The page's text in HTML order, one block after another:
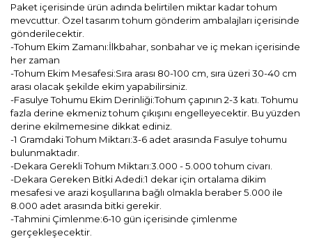
Paket içerisinde ürün adında belirtilen miktar kadar tohum
mevcuttur. Özel tasarım tohum gönderim ambalajları içerisinde
gönderilecektir.
-Tohum Ekim Zamanı:İlkbahar, sonbahar ve iç mekan içerisinde
her zaman
-Tohum Ekim Mesafesi:Sıra arası 80-100 cm, sıra üzeri 30-40 cm
arası olacak şekilde ekim yapabilirsiniz.
-Fasulye Tohumu Ekim Derinliği:Tohum çapının 2-3 katı. Tohumu
fazla derine ekmeniz tohum çıkışını engelleyecektir. Bu yüzden
derine ekilmemesine dikkat ediniz.
-1 Gramdaki Tohum Miktarı:3-6 adet arasında Fasulye tohumu
bulunmaktadır.
-Dekara Gerekli Tohum Miktarı:3.000 - 5.000 tohum civarı.
-Dekara Gereken Bitki Adedi:1 dekar için ortalama dikim
mesafesi ve arazi koşullarına bağlı olmakla beraber 5.000 ile
8.000 adet arasında bitki gerekir.
-Tahmini Çimlenme:6-10 gün içerisinde çimlenme
gerçekleşecektir.